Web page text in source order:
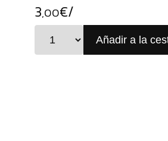
3,00€/